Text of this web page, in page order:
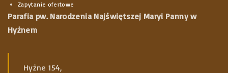
Zapytanie ofertowe
Parafia pw. Narodzenia Najświętszej Maryi Panny w
Hyżnem
Hyżne 154,